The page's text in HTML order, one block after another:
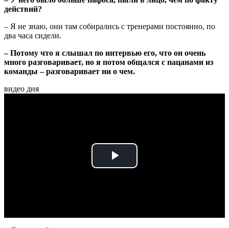
действий?
– Я не знаю, они там собирались с тренерами постоянно, по
два часа сидели.
– Потому что я слышал по интервью его, что он очень
много разговаривает, но я потом общался с пацанами из
команды – разговаривает ни о чем.
видео дня
Play